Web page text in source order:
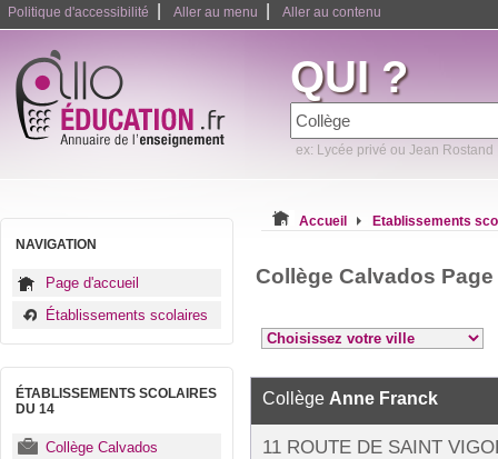
Politique d'accessibilité Aller au menu Aller au contenu
QUI ?
ex: Lycée privé ou Jean Rostand
NAVIGATION
Page d'accueil
Établissements scolaires
ÉTABLISSEMENTS SCOLAIRES
DU 14
Collège Calvados
Accueil Etablissements
Collège Calvados Page
Collège Anne Franck
11 ROUTE DE SAINT